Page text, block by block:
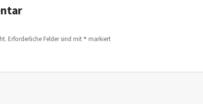
Erforderliche Felder sind mit * markiert